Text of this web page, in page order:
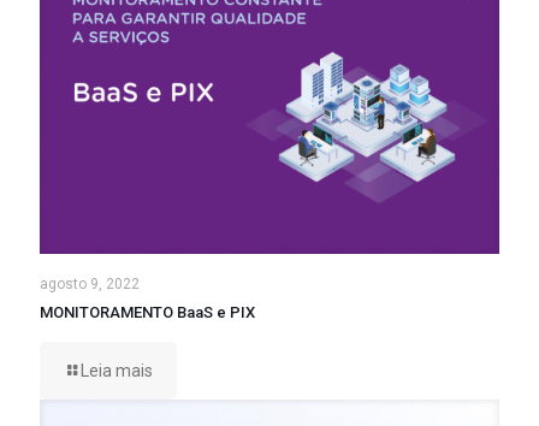
agosto 9, 2022
MONITORAMENTO BaaS e PIX
Leia mais